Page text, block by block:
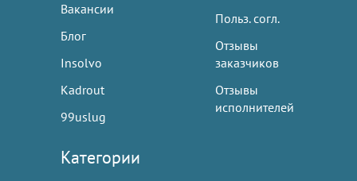
Вакансии
Блог
Insolvo
Kadrout
99uslug
Польз. согл.
Отзывы
заказчиков
Отзывы
исполнителей
Категории